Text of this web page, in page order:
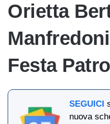
Orietta
Festa
SEGUICI
nuova